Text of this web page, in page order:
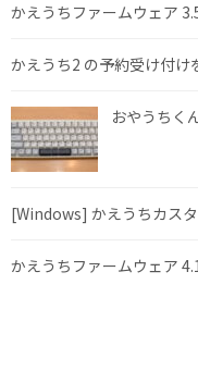
かえうちファームウェア
かえうち2 の予約受け付け
おやうちく
[Windows] かえうちカス
かえうちファームウェア